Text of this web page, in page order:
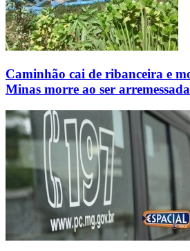
Caminhão cai de ribanceira e
Minas morre ao ser